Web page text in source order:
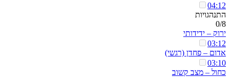
04:12
התנהגויות
0/8
ירוק – ידידותי
03:12
אדום – פחדן (רגשי)
03:10
כחול – מצב קשוב